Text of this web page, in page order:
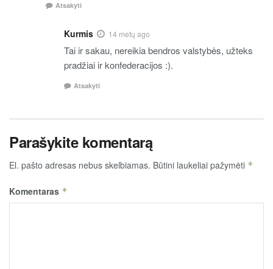
Atsakyti
Kurmis 14 metų ago
Tai ir sakau, nereikia bendros valstybės, užteks
pradžiai ir konfederacijos :).
Atsakyti
Parašykite komentarą
El. pašto adresas nebus skelbiamas. Būtini laukeliai pažymėti *
Komentaras *